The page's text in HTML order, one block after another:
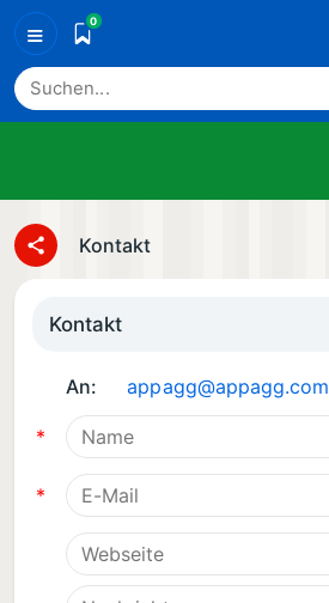
≡ 0
Kontakt
Kontakt
An: appagg@appagg.com
*
*